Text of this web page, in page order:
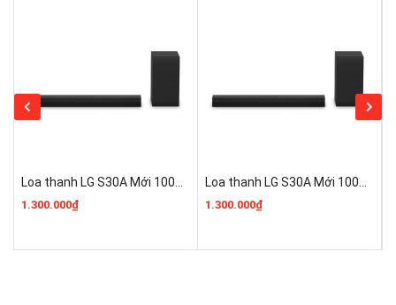
1.300.000₫ 1.300.000₫